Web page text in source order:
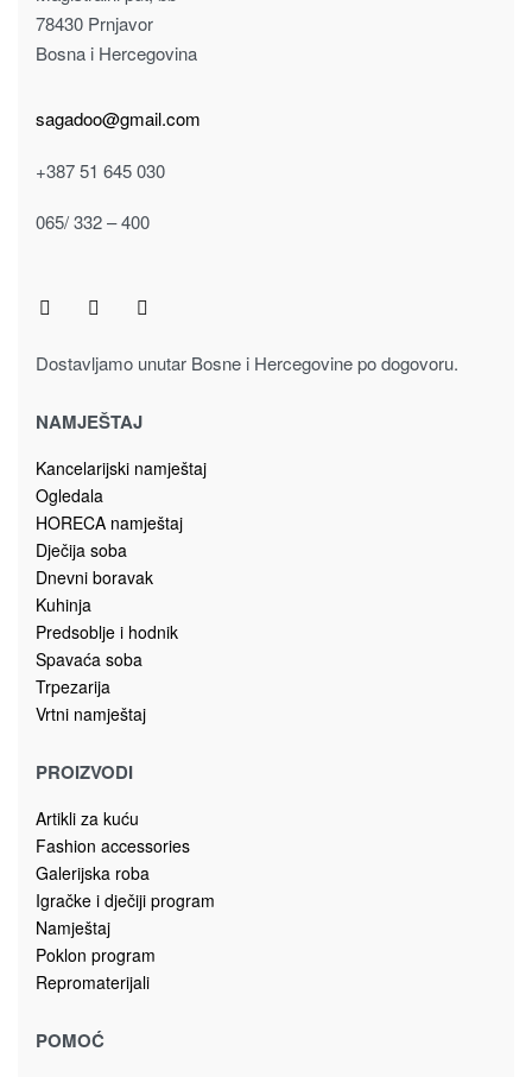
SLIKA 60cm x 30cm 913-1037
Magistralni put, bb
78430 Prnjavor
Bosna i Hercegovina
sagadoo@gmail.com
+387 51 645 030
065/ 332 – 400
Dostavljamo unutar Bosne i Hercegovine po dogovoru.
NAMJEŠTAJ
Kancelarijski namještaj
Ogledala
Dječija soba